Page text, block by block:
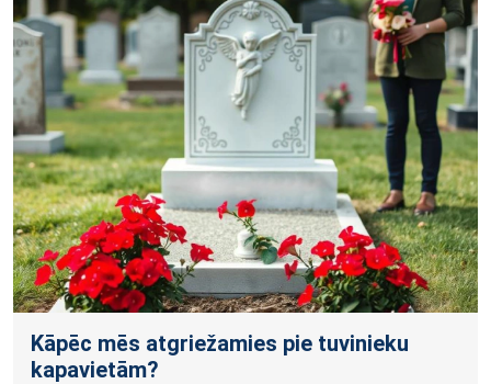
Kāpēc mēs atgriežamies pie tuvinieku
kapavietām?